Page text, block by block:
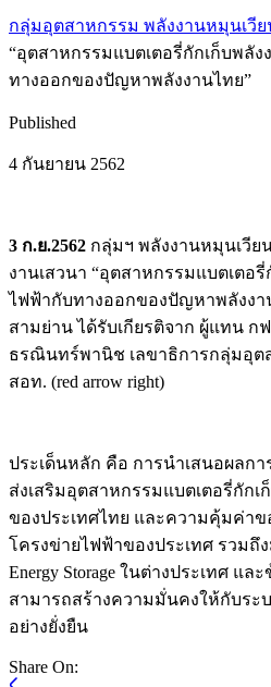
กลุ่มอุตสาหกรรม พลังงานหมุนเวีย
“อุตสาหกรรมแบตเตอรี่กักเก็บพลั
ทางออกของปัญหาพลังงานไทย”
Published
4 กันยายน 2562
3 ก.ย.2562 กลุ่มฯ พลังงานหมุนเวีย
งานเสวนา “อุตสาหกรรมแบตเตอ
ไฟฟ้ากับทางออกของปัญหาพลังง
สามย่าน ได้รับเกียรติจาก ผู้แทน
ธรณินทร์พานิช เลขาธิการกลุ่มอุต
สอท. (red arrow right)
ประเด็นหลัก คือ การนำเสนอผลก
ส่งเสริมอุตสาหกรรมแบตเตอรี่กัก
ของประเทศไทย และความคุ้มค่าข
โครงข่ายไฟฟ้าของประเทศ รวมถึ
Energy Storage ในต่างประเทศ แ
สามารถสร้างความมั่นคงให้กับระ
อย่างยั่งยืน
Share On: